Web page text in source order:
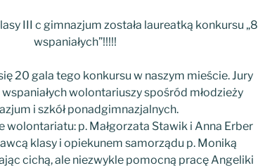
III c gimnazjum została laureatką konkursu „8
wspaniałych”!!!!!
20 gala tego konkursu w naszym mieście. Jury
wolontariuszy spośród młodzieży
i szkół ponadgimnazjalnych.
wolontariatu: p. Małgorzata Stawik i Anna Erber
klasy i opiekunem samorządu p. Moniką
cichą, ale niezwykle pomocną pracę Angeliki